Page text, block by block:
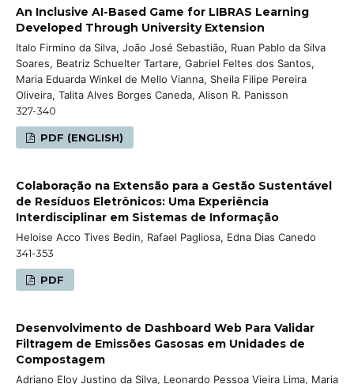
An Inclusive AI-Based Game for LIBRAS Learning
Developed Through University Extension
Italo Firmino da Silva, João José Sebastião, Ruan Pablo da Silva
Soares, Beatriz Schuelter Tartare, Gabriel Feltes dos Santos,
Maria Eduarda Winkel de Mello Vianna, Sheila Filipe Pereira
Oliveira, Talita Alves Borges Caneda, Alison R. Panisson
327-340
PDF (ENGLISH)
Colaboração na Extensão para a Gestão Sustentável
de Resíduos Eletrônicos: Uma Experiência
Interdisciplinar em Sistemas de Informação
Heloise Acco Tives Bedin, Rafael Pagliosa, Edna Dias Canedo
341-353
PDF
Desenvolvimento de Dashboard Web Para Validar
Filtragem de Emissões Gasosas em Unidades de
Compostagem
Adriano Eloy Justino da Silva, Leonardo Pessoa Vieira Lima, Maria